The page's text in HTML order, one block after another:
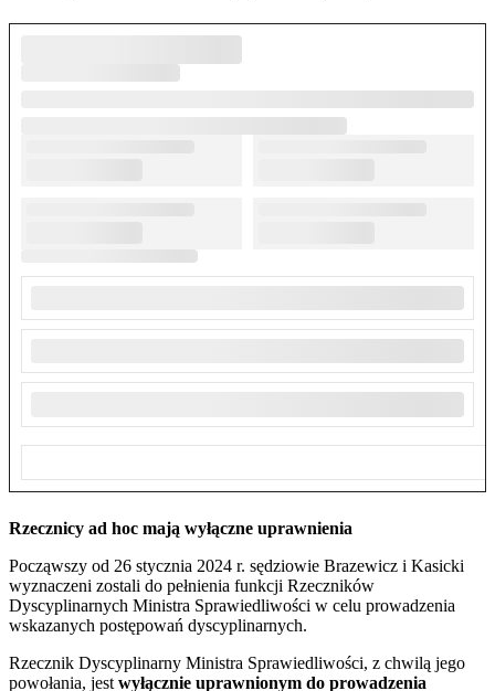
Rzecznicy ad hoc mają wyłączne uprawnienia
Począwszy od 26 stycznia 2024 r. sędziowie Brazewicz i Kasicki
wyznaczeni zostali do pełnienia funkcji Rzeczników
Dyscyplinarnych Ministra Sprawiedliwości w celu prowadzenia
wskazanych postępowań dyscyplinarnych.
Rzecznik Dyscyplinarny Ministra Sprawiedliwości, z chwilą jego
powołania, jest wyłącznie uprawnionym do prowadzenia